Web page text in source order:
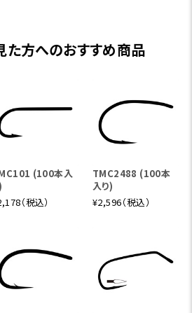
。推奨ラインはJストリームです。
ラスマスター GM663-4
の一投を
り幅が制限される渓流でこそ輝く――
ドの真骨頂です。グラスマスター66
りのプレゼンテーションを可能に
楽しめ、ブラインドフィッシングでも
る、掛ける、ランディングまで、一連
よく感じられるロッドです。
た方へのおすすめ商品
(100本入
（税込）
TMC2488 (100本
入り)
¥2,596（税込）